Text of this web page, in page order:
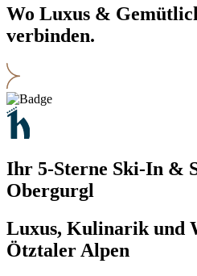
Wo Luxus &
verbinden.
Ihr 5-Sterne Ski-In &
Obergurgl
Luxus, Kulinarik und
Ötztaler Alpen